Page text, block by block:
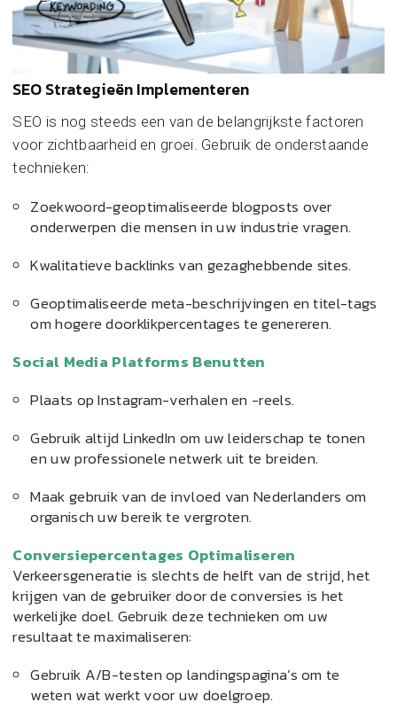
SEO Strategieën Implementeren
SEO is nog steeds een van de belangrijkste factoren
voor zichtbaarheid en groei. Gebruik de onderstaande
technieken:
Zoekwoord-geoptimaliseerde blogposts over
onderwerpen die mensen in uw industrie vragen.
Kwalitatieve backlinks van gezaghebbende sites.
Geoptimaliseerde meta-beschrijvingen en titel-tags
om hogere doorklikpercentages te genereren.
Social Media Platforms Benutten
Plaats op Instagram-verhalen en -reels.
Gebruik altijd LinkedIn om uw leiderschap te tonen
en uw professionele netwerk uit te breiden.
Maak gebruik van de invloed van Nederlanders om
organisch uw bereik te vergroten.
Conversiepercentages Optimaliseren
Verkeersgeneratie is slechts de helft van de strijd, het
krijgen van de gebruiker door de conversies is het
werkelijke doel. Gebruik deze technieken om uw
resultaat te maximaliseren:
Gebruik A/B-testen op landingspagina’s om te
weten wat werkt voor uw doelgroep.